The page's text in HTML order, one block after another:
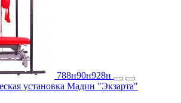
788н90н928н
установка Мадин "Экзарта"